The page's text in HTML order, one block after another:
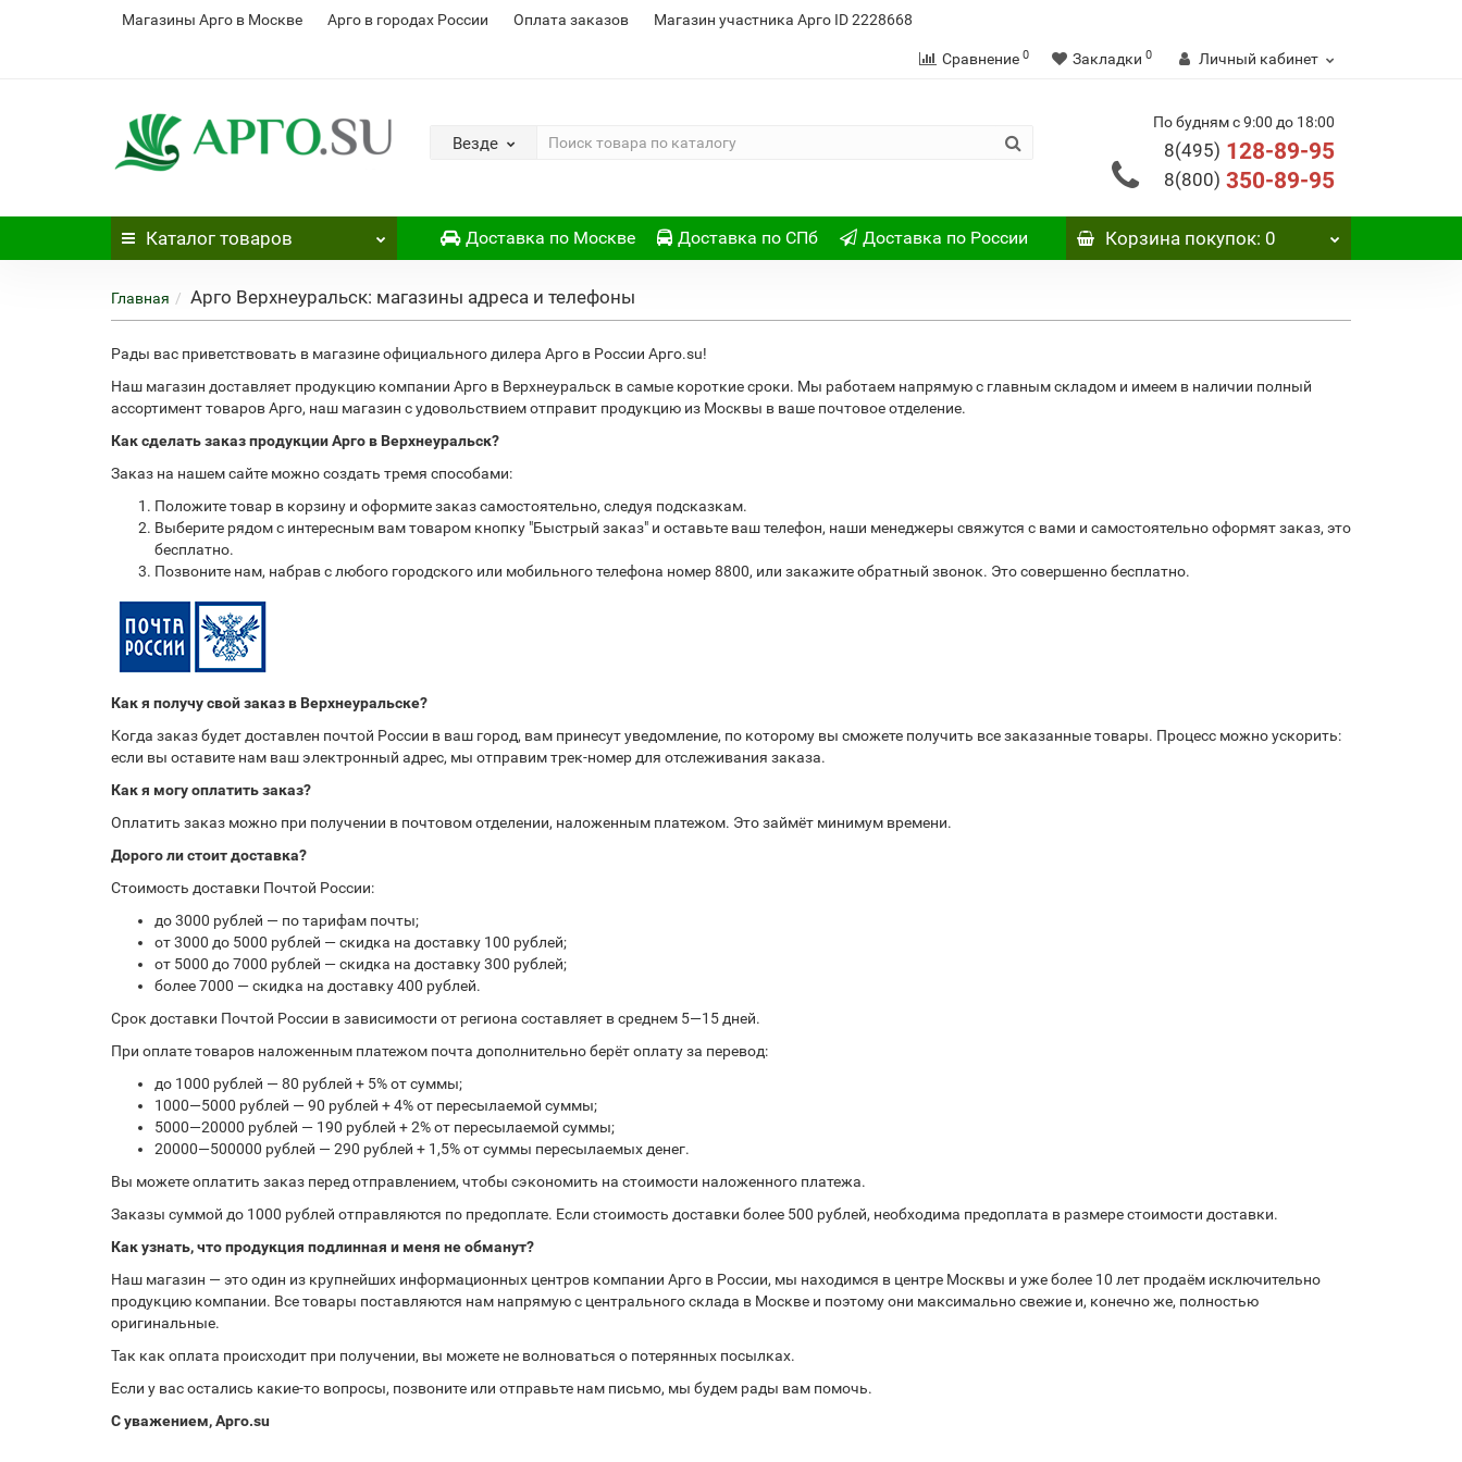
Магазины Арго в Москве Арго в городах России Оплата заказов Магазин участника Арго ID 2228668
Сравнение 0 Закладки 0 Личный кабинет
Везде
По будням с 9:00 до 18:00
8(495) 128-89-95
8(800) 350-89-95
Каталог товаров Доставка по Москве Доставка по СПб Доставка по России Корзинапокупок: 0
Главная Арго Верхнеуральск: магазины адреса и телефоны
Рады вас приветствовать в магазине официального дилера Арго в России Арго.su!
Наш магазин доставляет продукцию компании Арго в Верхнеуральск в самые короткие сроки. Мы работаем напрямую с главным складом и имеем в наличии полный
ассортимент товаров Арго, наш магазин с удовольствием отправит продукцию из Москвы в ваше почтовое отделение.
Как сделать заказ продукции Арго в Верхнеуральск?
Заказ на нашем сайте можно создать тремя способами:
Положите товар в корзину и оформите заказ самостоятельно, следуя подсказкам.
Выберите рядом с интересным вам товаром кнопку "Быстрый заказ" и оставьте ваш телефон, наши менеджеры свяжутся с вами и самостоятельно оформят заказ, это
бесплатно.
Позвоните нам, набрав с любого городского или мобильного телефона номер 8800, или закажите обратный звонок. Это совершенно бесплатно.
Как я получу свой заказ в Верхнеуральске?
Когда заказ будет доставлен почтой России в ваш город, вам принесут уведомление, по которому вы сможете получить все заказанные товары. Процесс можно ускорить:
если вы оставите нам ваш электронный адрес, мы отправим трек-номер для отслеживания заказа.
Как я могу оплатить заказ?
Оплатить заказ можно при получении в почтовом отделении, наложенным платежом. Это займёт минимум времени.
Дорого ли стоит доставка?
Стоимость доставки Почтой России:
до 3000 рублей — по тарифам почты;
от 3000 до 5000 рублей — скидка на доставку 100 рублей;
от 5000 до 7000 рублей — скидка на доставку 300 рублей;
более 7000 — скидка на доставку 400 рублей.
Срок доставки Почтой России в зависимости от региона составляет в среднем 5—15 дней.
При оплате товаров наложенным платежом почта дополнительно берёт оплату за перевод:
до 1000 рублей — 80 рублей + 5% от суммы;
1000—5000 рублей — 90 рублей + 4% от пересылаемой суммы;
5000—20000 рублей — 190 рублей + 2% от пересылаемой суммы;
20000—500000 рублей — 290 рублей + 1,5% от суммы пересылаемых денег.
Вы можете оплатить заказ перед отправлением, чтобы сэкономить на стоимости наложенного платежа.
Заказы суммой до 1000 рублей отправляются по предоплате. Если стоимость доставки более 500 рублей, необходима предоплата в размере стоимости доставки.
Как узнать, что продукция подлинная и меня не обманут?
Наш магазин — это один из крупнейших информационных центров компании Арго в России, мы находимся в центре Москвы и уже более 10 лет продаём исключительно
продукцию компании. Все товары поставляются нам напрямую с центрального склада в Москве и поэтому они максимально свежие и, конечно же, полностью
оригинальные.
Так как оплата происходит при получении, вы можете не волноваться о потерянных посылках.
Если у вас остались какие-то вопросы, позвоните или отправьте нам письмо, мы будем рады вам помочь.
С уважением, Арго.su